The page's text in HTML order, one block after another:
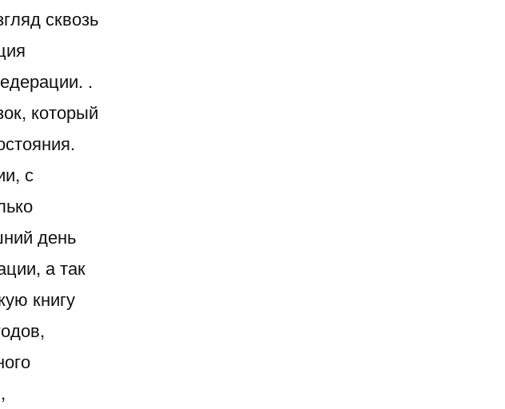
сквозь
.
который
с
день
а так
книгу